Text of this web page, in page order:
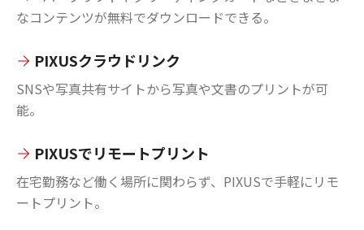
なコンテンツが無料でダウンロードできる。
PIXUSクラウドリンク
SNSや写真共有サイトから写真や文書のプリントが可
能。
PIXUSでリモートプリント
在宅勤務など働く場所に関わらず、PIXUSで手軽にリモ
ートプリント。